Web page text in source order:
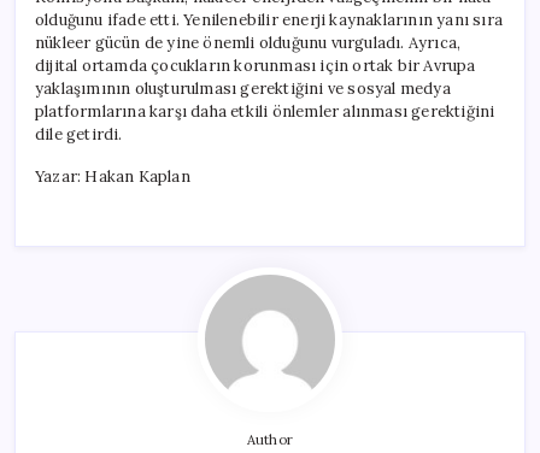
olduğunu ifade etti. Yenilenebilir enerji kaynaklarının yanı sıra
nükleer gücün de yine önemli olduğunu vurguladı. Ayrıca,
dijital ortamda çocukların korunması için ortak bir Avrupa
yaklaşımının oluşturulması gerektiğini ve sosyal medya
platformlarına karşı daha etkili önlemler alınması gerektiğini
dile getirdi.
Yazar: Hakan Kaplan
Author